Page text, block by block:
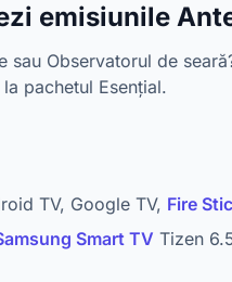
emisiunile
sau Observatorul de
pachetul Esențial.
TV, Google TV, Fire
Smart TV Tizen